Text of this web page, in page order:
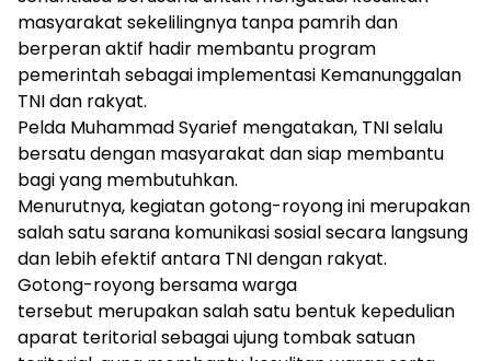
masyarakat sekelilingnya tanpa pamrih dan
berperan aktif hadir membantu program
pemerintah sebagai implementasi Kemanunggalan
TNI dan rakyat.
Pelda Muhammad Syarief mengatakan, TNI selalu
bersatu dengan masyarakat dan siap membantu
bagi yang membutuhkan.
Menurutnya, kegiatan gotong-royong ini merupakan
salah satu sarana komunikasi sosial secara langsung
dan lebih efektif antara TNI dengan rakyat.
Gotong-royong bersama warga
tersebut merupakan salah satu bentuk kepedulian
aparat teritorial sebagai ujung tombak satuan